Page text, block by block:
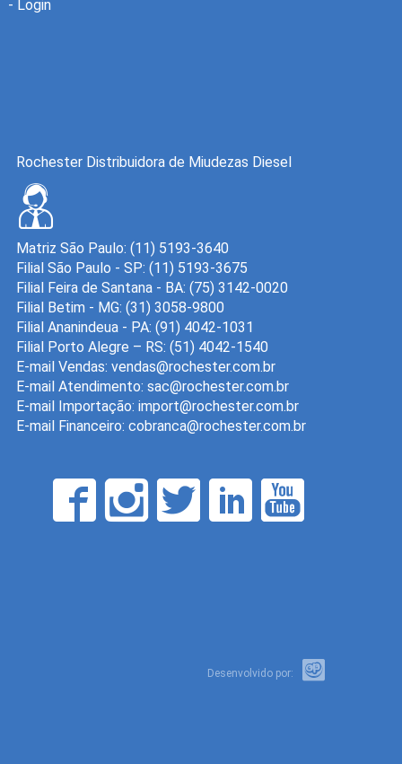
- Login
Rochester Distribuidora de Miudezas Diesel
Matriz São Paulo: (11) 5193-3640
Filial São Paulo - SP: (11) 5193-3675
Filial Feira de Santana - BA: (75) 3142-0020
Filial Betim - MG: (31) 3058-9800
Filial Ananindeua - PA: (91) 4042-1031
Filial Porto Alegre – RS: (51) 4042-1540
E-mail Vendas:
E-mail Atendimento:
E-mail Importação:
E-mail Financeiro:
Desenvolvido por: